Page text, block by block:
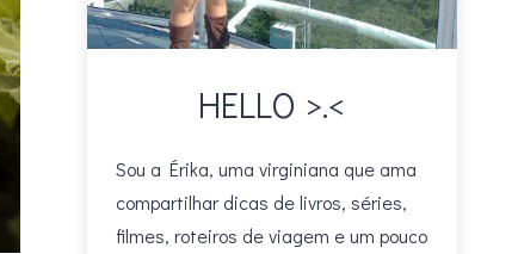
HELLO >.<
Sou a Érika, uma virginiana que ama
compartilhar dicas de livros, séries,
filmes, roteiros de viagem e um pouco